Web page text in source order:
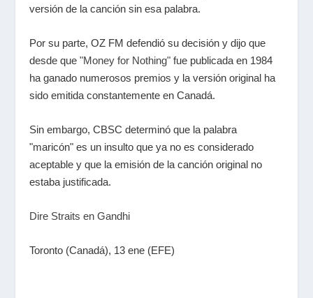
versión de la canción sin esa palabra.
Por su parte, OZ FM defendió su decisión y dijo que
desde que"Money for Nothing" fue publicada en 1984
ha ganado numerosos premios y la versión original ha
sido emitida constantemente en Canadá.
Sin embargo, CBSC determinó que la palabra
"maricón" es un insulto que ya no es considerado
aceptable y que la emisión de la canción original no
estaba justificada.
Dire Straits en Gandhi
Toronto (Canadá), 13 ene (EFE)